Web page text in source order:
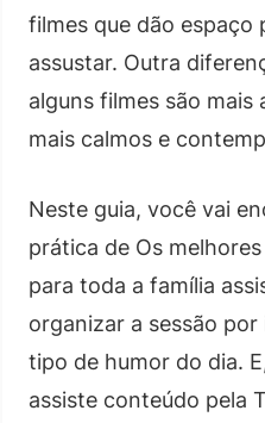
filmes que dão espaço
assustar. Outra
alguns filmes são mais
mais calmos e
Neste guia, você vai
prática de Os
para toda a família
organizar a sessão
tipo de humor do dia.
assiste conteúdo pela